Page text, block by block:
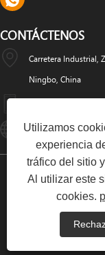
CONTÁCTENOS
Carretera Industrial,
Ningbo, China
Info@dyfab-
Copyright © 2024
Links
Utilizamos
experiencia
tráfico del sitio
Al utilizar este
cookies.